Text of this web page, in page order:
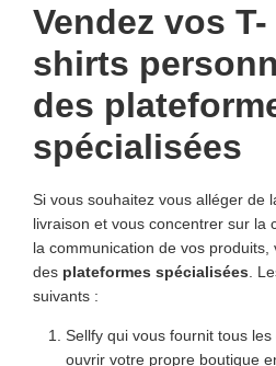
Vendez vos T-
shirts
des
spécialisées
Si vous souhaitez vous alléger de
livraison et vous concentrer sur la
la communication de vos
des plateformes spécialisées .
suivants :
Sellfy qui vous fournit tous
ouvrir votre propre boutique